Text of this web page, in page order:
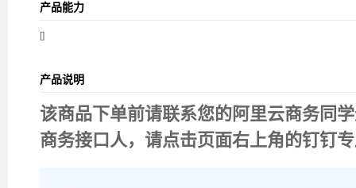
产品能力
[]
产品说明
该商品下单前请联系您的阿里云商务同
商务接口人，请点击页面右上角的钉钉